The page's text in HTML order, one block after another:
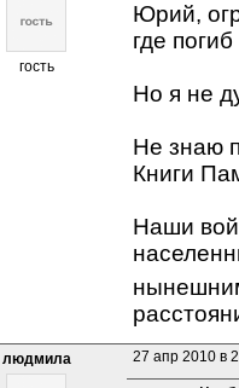
гость
Юрий,
где
Но я не
Не знаю
Книги
Наши
людмила 27 апр 2010 в